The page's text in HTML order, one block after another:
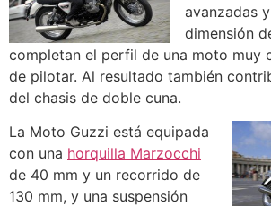
avanzadas
dimensión
completan el perfil de una moto muy
de pilotar. Al resultado también
del chasis de doble cuna.
La Moto Guzzi está equipada
con una horquilla Marzocchi
de 40 mm y un recorrido de
130 mm, y una suspensión